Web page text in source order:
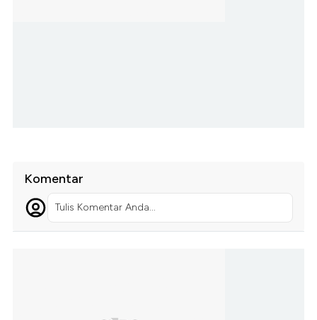
Komentar
Tulis Komentar Anda...